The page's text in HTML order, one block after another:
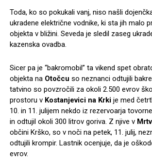
Toda, ko so pokukali vanj, niso našli
ukradene električne vodnike, ki sta jih malo
objekta v bližini. Seveda je sledil zaseg
kazenska ovadba.
Sicer pa je “bakromobil” ta vikend spet
objekta na Otočcu so neznanci odtujili
tatvino so povzročili za okoli 2.500 evrov
prostoru v Kostanjevici na Krki je med
10. in 11. julijem nekdo iz rezervoarja
in odtujil okoli 300 litrov goriva. Z njive v
občini Krško, so v noči na petek, 11. julij,
odtujili krompir. Lastnik ocenjuje, da je
evrov.